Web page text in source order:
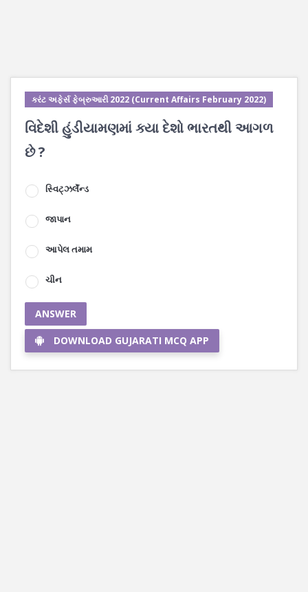
કરંટ અફેર્સ ફેબ્રુઆરી 2022 (Current Affairs February 2022)
વિદેશી હુંડીયામણમાં ક્યા દેશો ભારતથી આગળ
છે ?
સ્વિટ્ઝર્લૅન્ડ
જાપાન
આપેલ તમામ
ચીન
ANSWER
DOWNLOAD GUJARATI MCQ APP